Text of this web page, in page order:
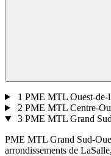
1 PME MTL Ouest-de-
2 PME MTL Centre-
3 PME MTL Grand
PME MTL Grand Sud-
arrondissements de